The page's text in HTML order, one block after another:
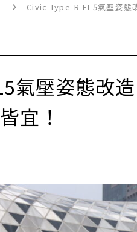
Civic Type-R FL5氣壓姿態
氣壓姿態改造
宜！